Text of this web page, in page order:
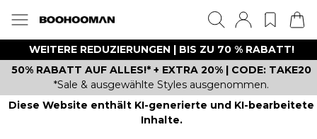
WEITERE REDUZIERUNGEN | BIS ZU 70 % RABATT!
50% RABATT AUF ALLES!* + EXTRA 20% | CODE: TAKE20
*Sale & ausgewählte Styles ausgenommen.
Diese Website enthält KI-generierte und KI-bearbeitete
Inhalte.